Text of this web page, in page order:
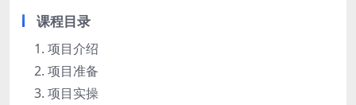
课程目录
项目介绍
项目准备
项目实操